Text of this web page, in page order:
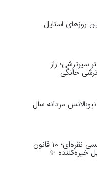
روزهای استایل
سیرترشی؛ راز
خانگی
مردانه سال
ست کردن لباس مجلسی نقره‌ای؛ ۱۰ قانون
خیره‌کننده ✨